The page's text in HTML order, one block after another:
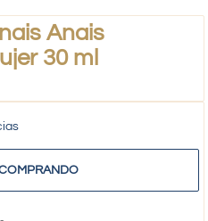
Anais
30 ml